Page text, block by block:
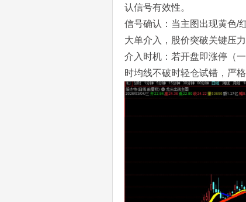
认信号有效性。
信号确认：当主图出现黄色/
大单介入，股价突破关键压力
介入时机：若开盘即涨停（
时均线不破时轻仓试错，严格